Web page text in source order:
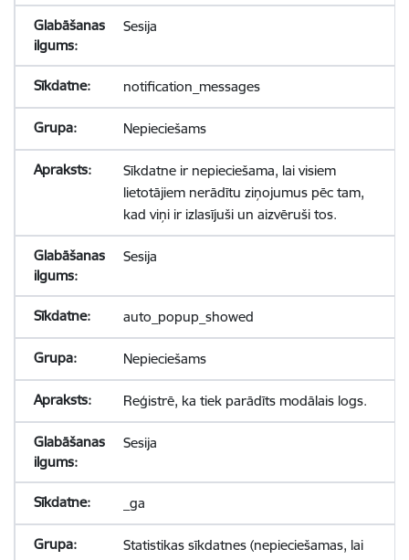
Sesija
notification_messages
Nepieciešams
Sīkdatne ir nepieciešama, lai visiem
lietotājiem nerādītu ziņojumus pēc tam,
kad viņi ir izlasījuši un aizvēruši tos.
Sesija
auto_popup_showed
Nepieciešams
Reģistrē, ka tiek parādīts modālais logs.
Sesija
_ga
Statistikas sīkdatnes (nepieciešamas, lai